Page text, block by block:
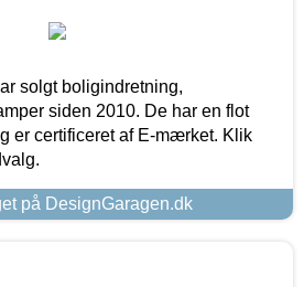
solgt boligindretning,
siden 2010. De har en flot
er certificeret af E-mærket. Klik
på DesignGaragen.dk